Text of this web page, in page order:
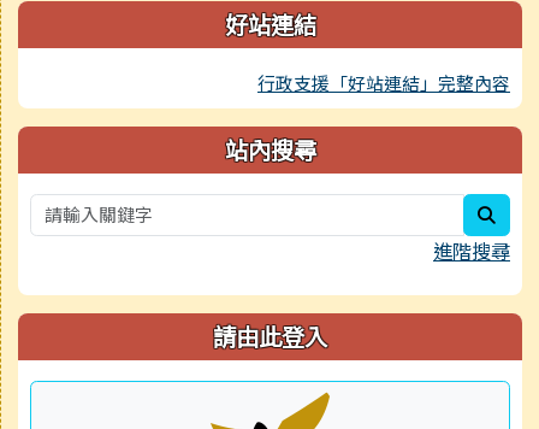
好站連結
行政支援「好站連結」完整內容
站內搜尋
進階搜尋
請由此登入